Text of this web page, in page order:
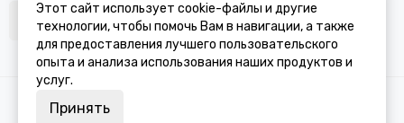
Этот сайт использует cookie-файлы и другие
технологии, чтобы помочь Вам в навигации, а также
для предоставления лучшего пользовательского
опыта и анализа использования наших продуктов и
услуг.
Принять